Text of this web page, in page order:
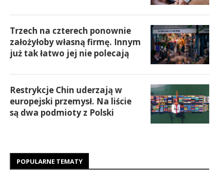
Trzech na czterech ponownie
założyłoby własną firmę. Innym
już tak łatwo jej nie polecają
Restrykcje Chin uderzają w
europejski przemysł. Na liście
są dwa podmioty z Polski
POPULARNE TEMATY